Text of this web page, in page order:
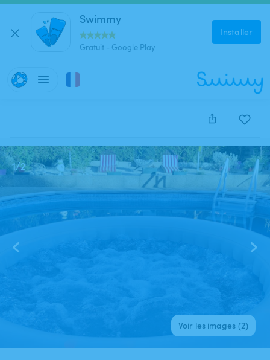
Swimmy
Gratuit - Google Play
Installer
Cette annonce est close et ne peut être réservée.
1/2
Voir les images (2)